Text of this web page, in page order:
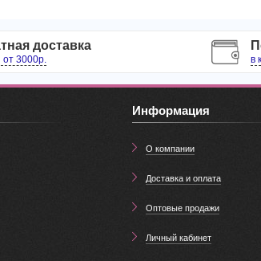
доставка
3000р. в
Информация
О компании
Доставка и оплата
Оптовые продажи
Личный кабинет